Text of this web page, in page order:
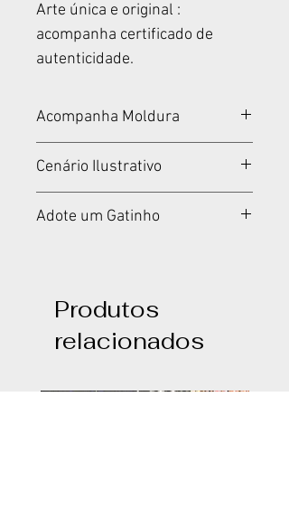
Arte única e original :
acompanha certificado de
autenticidade.
Acompanha Moldura
imagem.
Cenário Ilustrativo
ilustrativos.
Adote um Gatinho
felinos serão doados para a ONG
"Adote um Gatinho".
Produtos
relacionados